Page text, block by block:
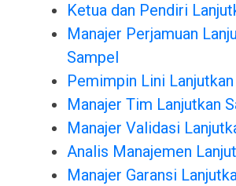
Ketua dan Pendiri
Manajer Perjamuan
Sampel
Pemimpin Lini
Manajer Tim Lanjutkan
Manajer Validasi
Analis Manajemen
Manajer Garansi